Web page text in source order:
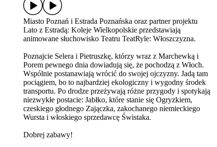
Miasto Poznań i Estrada Poznańska oraz partner projektu
Lato z Estradą: Koleje Wielkopolskie przedstawiają
animowane słuchowisko Teatru TeatRyle: Włoszczyzna.
Poznajcie Selera i Pietruszkę, którzy wraz z Marchewką i
Porem pewnego dnia dowiadują się, że pochodzą z Włoch.
Wspólnie postanawiają wrócić do swojej ojczyzny. Jadą tam
pociągiem, bo to najbardziej ekologiczny i wygodny środek
transportu. Po drodze przeżywają różne przygody i spotykają
niezwykłe postacie: Jabłko, które stanie się Ogryzkiem,
czeskiego głodnego Zajączka, zakochanego niemieckiego
Wursta i włoskiego sprzedawcę Świstaka.
Dobrej zabawy!